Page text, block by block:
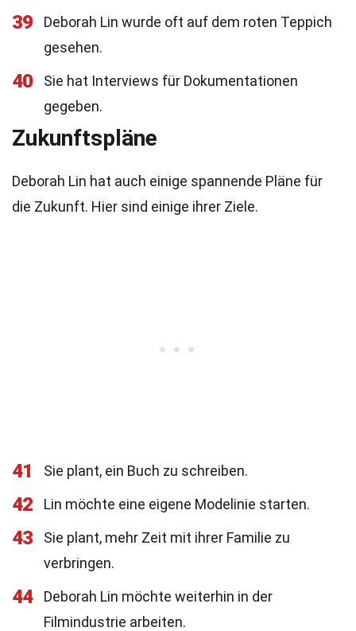
39
Deborah Lin wurde oft auf dem roten Teppich
gesehen.
40
Sie hat Interviews für Dokumentationen
gegeben.
Zukunftspläne
Deborah Lin hat auch einige spannende Pläne für
die Zukunft. Hier sind einige ihrer Ziele.
41 Sie plant, ein Buch zu schreiben.
42 Lin möchte eine eigene Modelinie starten.
43
Sie plant, mehr Zeit mit ihrer Familie zu
verbringen.
44
Deborah Lin möchte weiterhin in der
Filmindustrie arbeiten.